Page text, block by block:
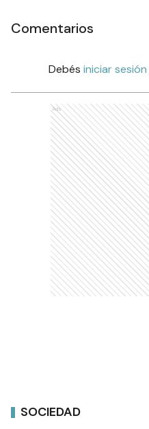
Comentarios
Debés iniciar sesión
Ads
SOCIEDAD